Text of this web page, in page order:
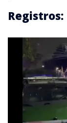
Registros: